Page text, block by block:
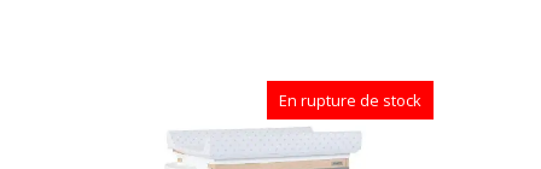
En rupture de stock